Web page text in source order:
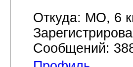
Откуда: МО, 6
Сообщений: